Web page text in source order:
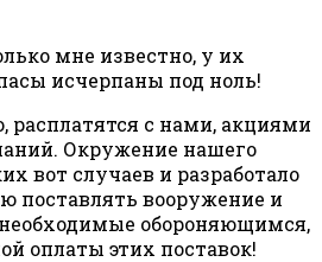
мне известно, у их
исчерпаны под ноль!
расплатятся с нами, акциями
Окружение нашего
вот случаев и разработало
поставлять вооружение и
обороняющимся,
оплаты этих поставок!